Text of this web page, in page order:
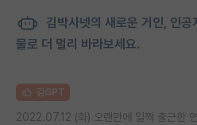
김박사넷의 새로운 거인, 인
물로 더 멀리 바라보세요.
김GPT
2022.07.12 (화) 오랜만에 일찍 출근한